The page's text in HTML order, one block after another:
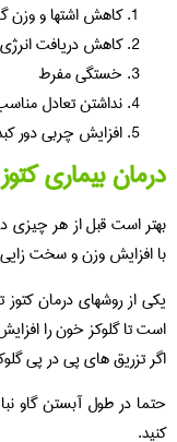
کاهش اشتها و وزن
کاهش دریافت
خستگی مفرط
نداشتن تعادل
افزایش چربی دور
درمان بیماری
بهتر است قبل از هر چیزی
با افزایش وزن و سخت
است تا گلوکز خون را
اگر تزریق های پی در پی
حتما در طول آبستن گاو
کنید.